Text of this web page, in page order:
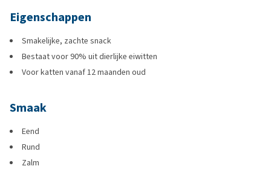
Eigenschappen
Smakelijke, zachte snack
Bestaat voor 90% uit dierlijke eiwitten
Voor katten vanaf 12 maanden oud
Smaak
Eend
Rund
Zalm